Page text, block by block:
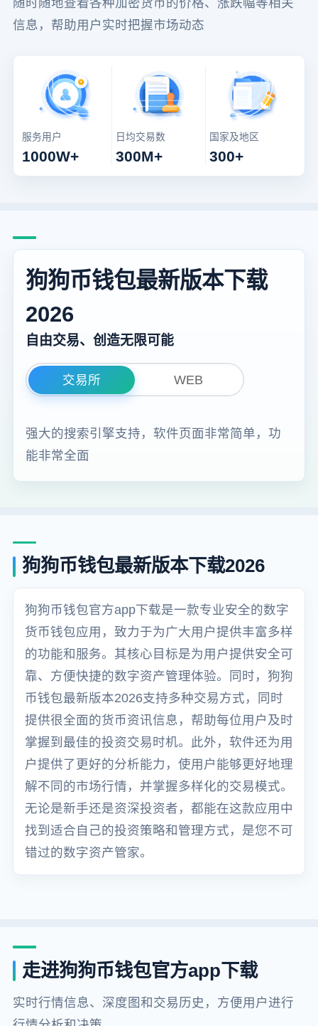
信息，帮助用户实时把握市场动态
服务用户
1000W+
日均交易数
300M+
国家及地区
300+
狗狗币钱包最新版本下载
2026
自由交易、创造无限可能
交易所 WEB
强大的搜索引擎支持，软件页面非常简单，功
能非常全面
狗狗币钱包最新版本下载2026
狗狗币钱包官方app下载是一款专业安全的数字
货币钱包应用，致力于为广大用户提供丰富多样
的功能和服务。其核心目标是为用户提供安全可
靠、方便快捷的数字资产管理体验。同时，狗狗
币钱包最新版本2026支持多种交易方式，同时
提供很全面的货币资讯信息，帮助每位用户及时
掌握到最佳的投资交易时机。此外，软件还为用
户提供了更好的分析能力，使用户能够更好地理
解不同的市场行情，并掌握多样化的交易模式。
无论是新手还是资深投资者，都能在这款应用中
找到适合自己的投资策略和管理方式，是您不可
错过的数字资产管家。
走进狗狗币钱包官方app下载
实时行情信息、深度图和交易历史，方便用户进行